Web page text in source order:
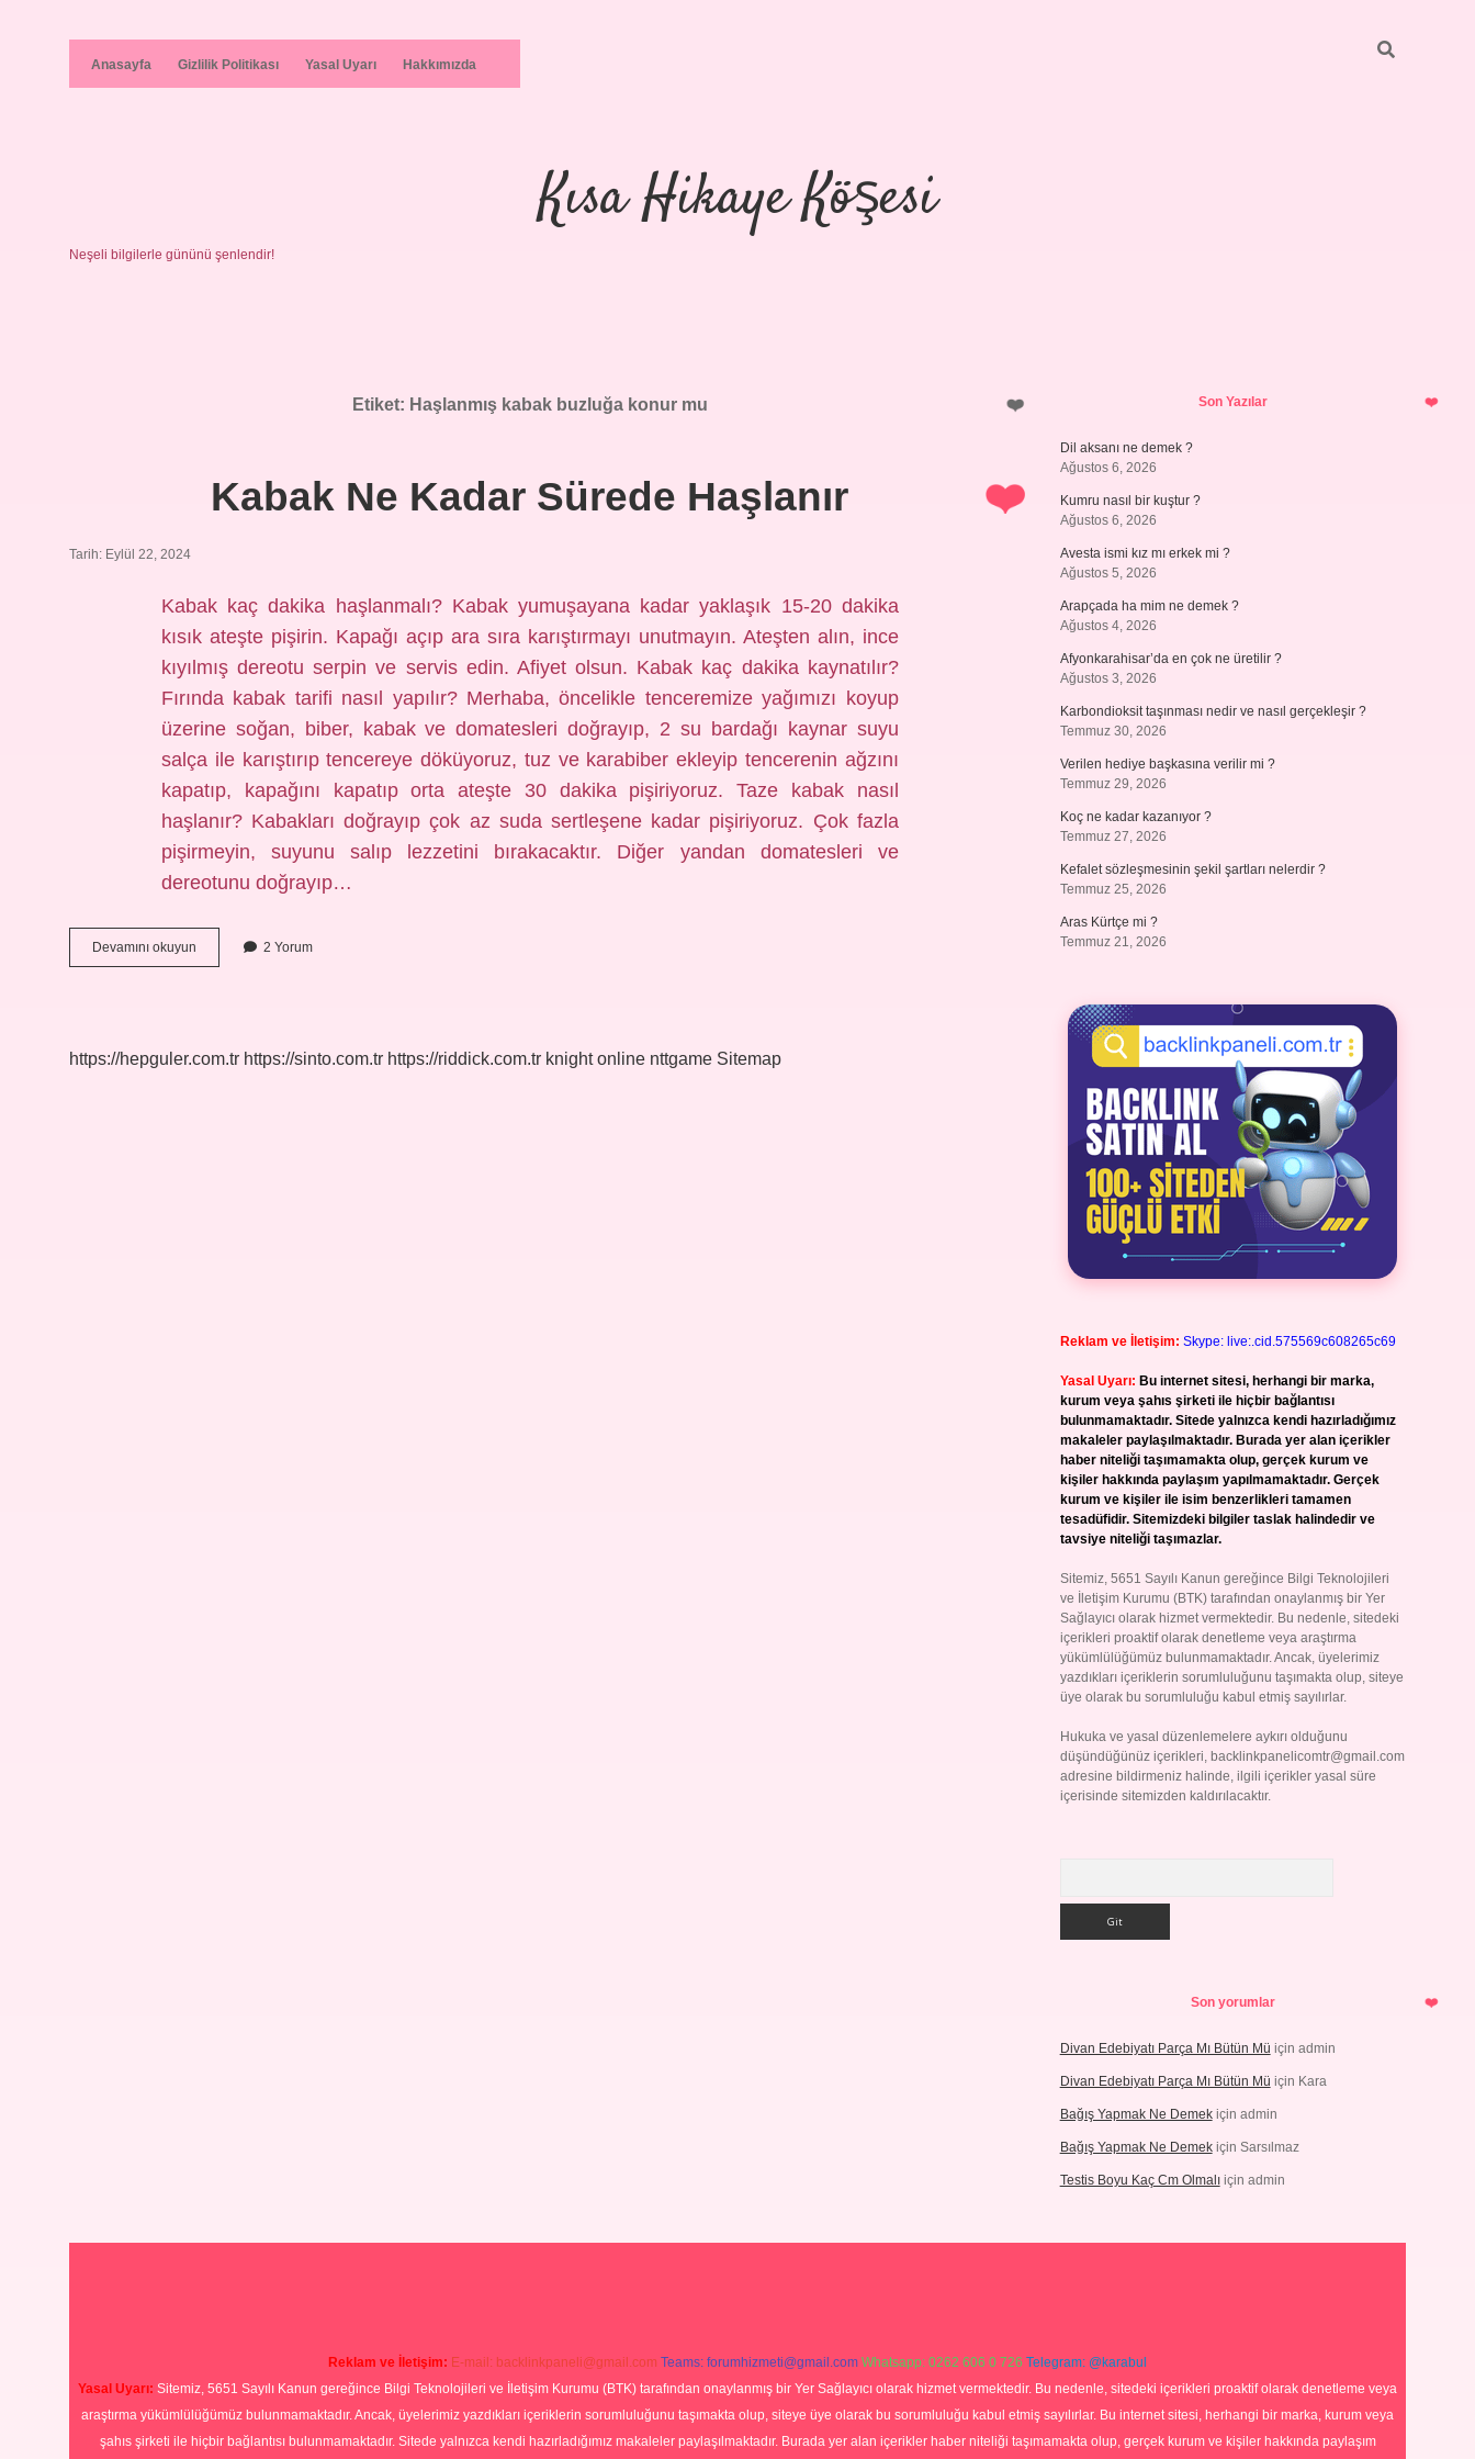
Anasayfa Gizlilik Politikası Yasal Uyarı Hakkımızda
Kısa Hikaye Köşesi
Neşeli bilgilerle gününü şenlendir!
Etiket: Haşlanmış kabak buzluğa konur mu
Kabak Ne Kadar Sürede Haşlanır
Tarih: Eylül 22, 2024
Kabak kaç dakika haşlanmalı? Kabak yumuşayana kadar yaklaşık 15-20 dakika
kısık ateşte pişirin. Kapağı açıp ara sıra karıştırmayı unutmayın. Ateşten alın, ince
kıyılmış dereotu serpin ve servis edin. Afiyet olsun. Kabak kaç dakika kaynatılır?
Fırında kabak tarifi nasıl yapılır? Merhaba, öncelikle tenceremize yağımızı koyup
üzerine soğan, biber, kabak ve domatesleri doğrayıp, 2 su bardağı kaynar suyu
salça ile karıştırıp tencereye döküyoruz, tuz ve karabiber ekleyip tencerenin ağzını
kapatıp, kapağını kapatıp orta ateşte 30 dakika pişiriyoruz. Taze kabak nasıl
haşlanır? Kabakları doğrayıp çok az suda sertleşene kadar pişiriyoruz. Çok fazla
pişirmeyin, suyunu salıp lezzetini bırakacaktır. Diğer yandan domatesleri ve
dereotunu doğrayıp…
Devamını okuyun
Ne
2 Yorum
https://hepguler.com.tr https://sinto.com.tr https://riddick.com.tr knight online nttgame Sitemap
SidebarSon Yazılar
Dil aksanı ne demek ?
Ağustos 6, 2026
Kumru nasıl bir kuştur ?
Ağustos 6, 2026
Avesta ismi kız mı erkek mi ?
Ağustos 5, 2026
Arapçada ha mim ne demek ?
Ağustos 4, 2026
Afyonkarahisar’da en çok ne üretilir ?
Ağustos 3, 2026
Karbondioksit taşınması nedir ve nasıl gerçekleşir ?
Temmuz 30, 2026
Verilen hediye başkasına verilir mi ?
Temmuz 29, 2026
Koç ne kadar kazanıyor ?
Temmuz 27, 2026
Kefalet sözleşmesinin şekil şartları nelerdir ?
Temmuz 25, 2026
Aras Kürtçe mi ?
Temmuz 21, 2026
Reklam ve İletişim: Skype: live:.cid.575569c608265c69
Yasal Uyarı: Bu internet sitesi, herhangi bir marka,
kurum veya şahıs şirketi ile hiçbir bağlantısı
bulunmamaktadır. Sitede yalnızca kendi hazırladığımız
makaleler paylaşılmaktadır. Burada yer alan içerikler
haber niteliği taşımamakta olup, gerçek kurum ve
kişiler hakkında paylaşım yapılmamaktadır. Gerçek
kurum ve kişiler ile isim benzerlikleri tamamen
tesadüfidir. Sitemizdeki bilgiler taslak halindedir ve
tavsiye niteliği taşımazlar.
Sitemiz, 5651 Sayılı Kanun gereğince Bilgi Teknolojileri
ve İletişim Kurumu (BTK) tarafından onaylanmış bir Yer
Sağlayıcı olarak hizmet vermektedir. Bu nedenle, sitedeki
içerikleri proaktif olarak denetleme veya araştırma
yükümlülüğümüz bulunmamaktadır. Ancak, üyelerimiz
yazdıkları içeriklerin sorumluluğunu taşımakta olup, siteye
üye olarak bu sorumluluğu kabul etmiş sayılırlar.
Hukuka ve yasal düzenlemelere aykırı olduğunu
düşündüğünüz içerikleri, backlinkpanelicomtr@gmail.com
adresine bildirmeniz halinde, ilgili içerikler yasal süre
içerisinde sitemizden kaldırılacaktır.
Son yorumlar
Divan Edebiyatı Parça Mı Bütün Mü için admin
Divan Edebiyatı Parça Mı Bütün Mü için Kara
Bağış Yapmak Ne Demekiçin admin
Bağış Yapmak Ne Demekiçin Sarsılmaz
Testis Boyu Kaç Cm Olmalıiçin admin
Reklam ve İletişim: E-mail: backlinkpaneli@gmail.com Teams: forumhizmeti@gmail.com Whatsapp: 0262 606 0 726 Telegram: @karabul
Yasal Uyarı: Sitemiz, 5651 Sayılı Kanun gereğince Bilgi Teknolojileri ve İletişim Kurumu (BTK) tarafından onaylanmış bir Yer Sağlayıcı olarak hizmet vermektedir. Bu nedenle, sitedeki içerikleri proaktif olarak denetleme veya
araştırma yükümlülüğümüz bulunmamaktadır. Ancak, üyelerimiz yazdıkları içeriklerin sorumluluğunu taşımakta olup, siteye üye olarak bu sorumluluğu kabul etmiş sayılırlar. Bu internet sitesi, herhangi bir marka, kurum veya
şahıs şirketi ile hiçbir bağlantısı bulunmamaktadır. Sitede yalnızca kendi hazırladığımız makaleler paylaşılmaktadır. Burada yer alan içerikler haber niteliği taşımamakta olup, gerçek kurum ve kişiler hakkında paylaşım